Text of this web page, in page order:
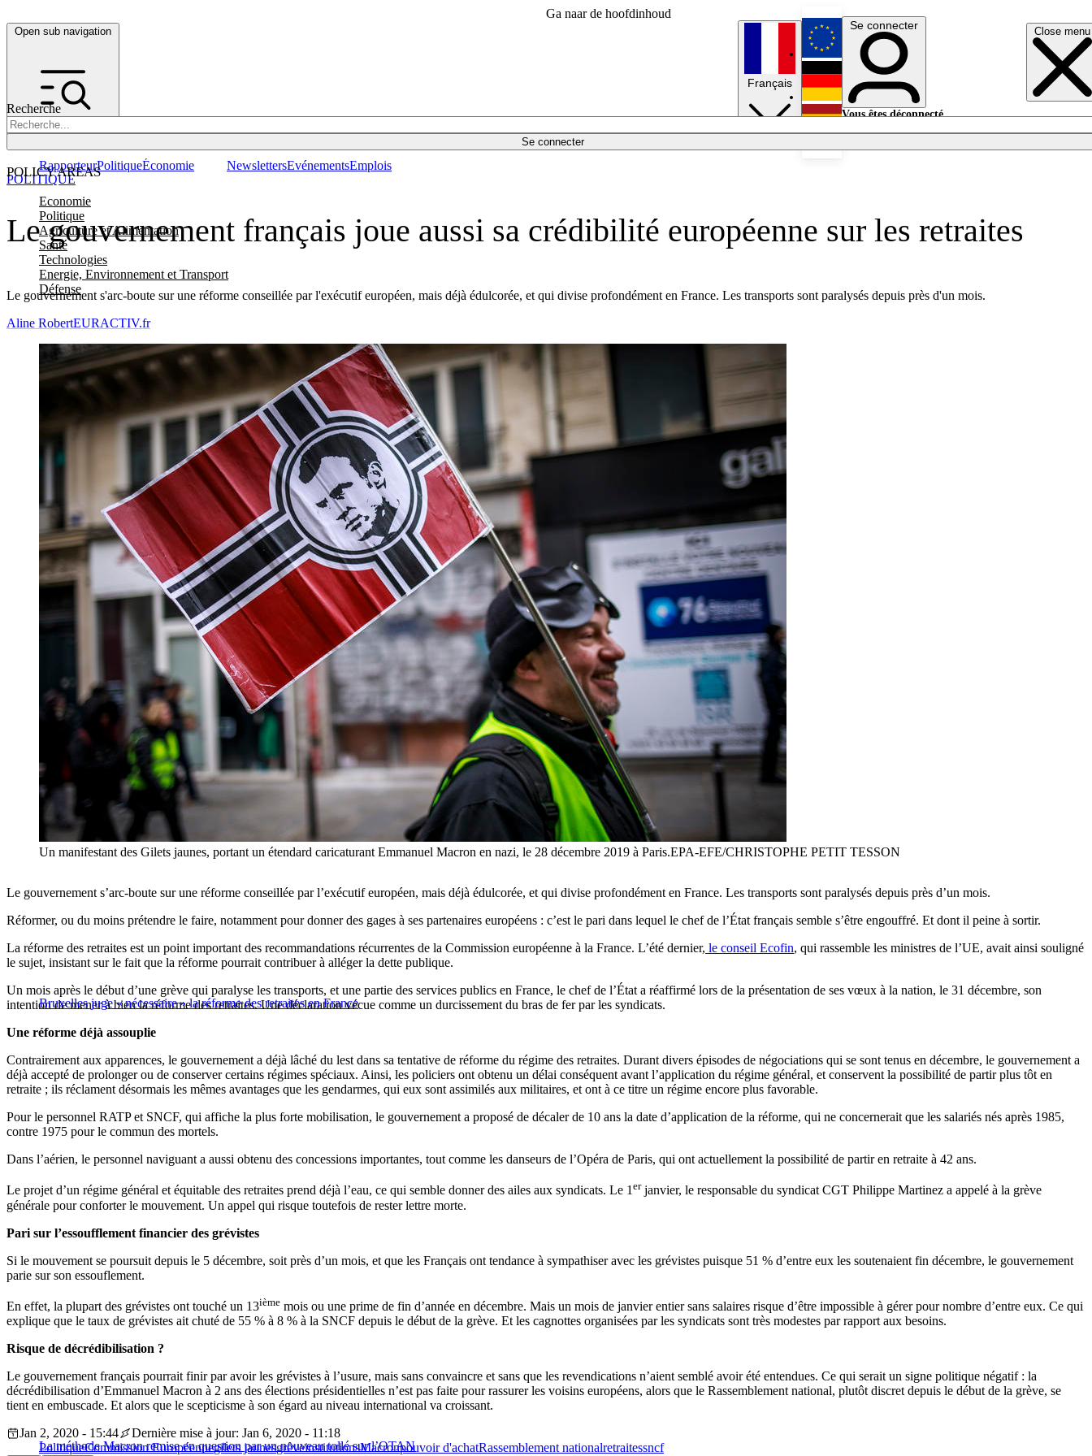
Ga naar de hoofdinhoud
Open sub navigation Close menu
Recherche
Se connecter
POLICY AREAS
Economie
Politique
Agriculture et Alimentation
Santé
Technologies
Energie, Environnement et Transport
Défense
RapporteurPolitiqueÉconomie NewslettersEvénementsEmplois
Français
English
Deutsch
Se connecter
Vous êtes déconnecté.
Le gouvernement français joue aussi sa crédibilité européenne sur les retraites
Le gouvernement s'arc-boute sur une réforme conseillée par l'exécutif européen, mais déjà édulcorée, et qui divise profondément en France. Les transports sont paralysés depuis près d'un mois.
POLITIQUE
Aline RobertEURACTIV.fr
Un manifestant des Gilets jaunes, portant un étendard caricaturant Emmanuel Macron en nazi, le 28 décembre 2019 à Paris.EPA-EFE/CHRISTOPHE PETIT TESSON
Le gouvernement s’arc-boute sur une réforme conseillée par l’exécutif européen, mais déjà édulcorée, et qui divise profondément en France. Les transports sont paralysés depuis près d’un mois.
Réformer, ou du moins prétendre le faire, notamment pour donner des gages à ses partenaires européens : c’est le pari dans lequel le chef de l’État français semble s’être engouffré. Et dont il peine à sortir.
La réforme des retraites est un point important des recommandations récurrentes de la Commission européenne à la France. L’été dernier, le conseil Ecofin, qui rassemble les ministres de l’UE, avait ainsi souligné
le sujet, insistant sur le fait que la réforme pourrait contribuer à alléger la dette publique.
Bruxelles juge « nécessaire » la réforme des retraites en France
Un mois après le début d’une grève qui paralyse les transports, et une partie des services publics en France, le chef de l’État a réaffirmé lors de la présentation de ses vœux à la nation, le 31 décembre, son
intention de mener à bien la réforme des retraites. Une déclaration vécue comme un durcissement du bras de fer par les syndicats.
Une réforme déjà assouplie
Contrairement aux apparences, le gouvernement a déjà lâché du lest dans sa tentative de réforme du régime des retraites. Durant divers épisodes de négociations qui se sont tenus en décembre, le gouvernement a
déjà accepté de prolonger ou de conserver certains régimes spéciaux. Ainsi, les policiers ont obtenu un délai conséquent avant l’application du régime général, et conservent la possibilité de partir plus tôt en
retraite ; ils réclament désormais les mêmes avantages que les gendarmes, qui eux sont assimilés aux militaires, et ont à ce titre un régime encore plus favorable.
Pour le personnel RATP et SNCF, qui affiche la plus forte mobilisation, le gouvernement a proposé de décaler de 10 ans la date d’application de la réforme, qui ne concernerait que les salariés nés après 1985,
contre 1975 pour le commun des mortels.
Dans l’aérien, le personnel naviguant a aussi obtenu des concessions importantes, tout comme les danseurs de l’Opéra de Paris, qui ont actuellement la possibilité de partir en retraite à 42 ans.
Le projet d’un régime général et équitable des retraites prend déjà l’eau, ce qui semble donner des ailes aux syndicats. Le 1erjanvier, le responsable du syndicat CGT Philippe Martinez a appelé à la grève
générale pour conforter le mouvement. Un appel qui risque toutefois de rester lettre morte.
Pari sur l’essoufflement financier des grévistes
Si le mouvement se poursuit depuis le 5 décembre, soit près d’un mois, et que les Français ont tendance à sympathiser avec les grévistes puisque 51 % d’entre eux les soutenaient fin décembre, le gouvernement
parie sur son essouflement.
En effet, la plupart des grévistes ont touché un 13ième mois ou une prime de fin d’année en décembre. Mais un mois de janvier entier sans salaires risque d’être impossible à gérer pour nombre d’entre eux. Ce qui
explique que le taux de grévistes ait chuté de 55 % à 8 % à la SNCF depuis le début de la grève. Et les cagnottes organisées par les syndicats sont très modestes par rapport aux besoins.
Risque de décrédibilisation ?
Le gouvernement français pourrait finir par avoir les grévistes à l’usure, mais sans convaincre et sans que les revendications n’aient semblé avoir été entendues. Ce qui serait un signe politique négatif : la
décrédibilisation d’Emmanuel Macron à 2 ans des élections présidentielles n’est pas faite pour rassurer les voisins européens, alors que le Rassemblement national, plutôt discret depuis le début de la grève, se
tient en embuscade. Et alors que le scepticisme à son égard au niveau international va croissant.
La méthode Macron remise en question par un nouveau tollé sur l’OTAN
Jan 2, 2020 - 15:44
Dernière mise à jour: Jan 6, 2020 - 11:18
PolitiqueCommission Européennegilets jaunesgrêveinstitutionsMacronpouvoir d'achatRassemblement nationalretraitessncf